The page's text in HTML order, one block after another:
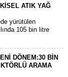
ATIK YAĞ
yürütülen
105 bin litre
DÖNEM:30 BİN
ARAMA